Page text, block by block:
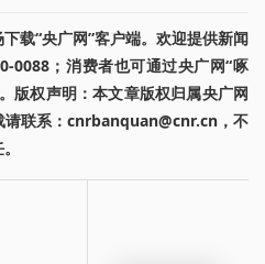
载“央广网”客户端。欢迎提供新闻
0088；消费者也可通过央广网“啄
版权声明：本文章版权归属央广网
请联系：cnrbanquan@cnr.cn，不